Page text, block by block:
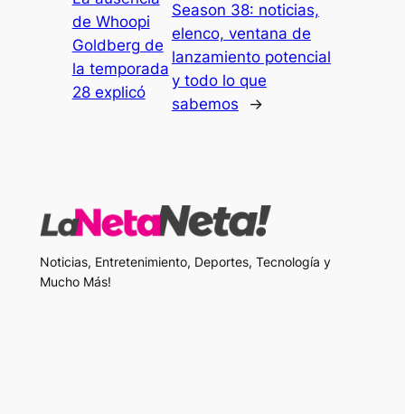
de Whoopi
Goldberg de
la temporada
28 explicó
Season 38: noticias,
elenco, ventana de
lanzamiento potencial
y todo lo que
sabemos
→
Noticias, Entretenimiento, Deportes, Tecnología y
Mucho Más!